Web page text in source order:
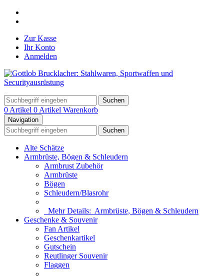
Zur Kasse
Ihr Konto
Anmelden
Suchen
0 Artikel 0 Artikel Warenkorb
Navigation
Suchen
Alte Schätze
Armbrüste, Bögen & Schleudern
Armbrust Zubehör
Armbrüste
Bögen
Schleudern/Blasrohr
Mehr Details: Armbrüste, Bögen & Schleudern
Geschenke & Souvenir
Fan Artikel
Geschenkartikel
Gutschein
Reutlinger Souvenir
Flaggen